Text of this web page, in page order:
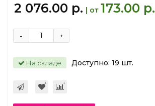
2 076.00 р. | от 173.00 р.
+
-
На складе Доступно: 19 шт.